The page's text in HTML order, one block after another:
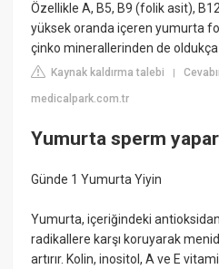
Özellikle A, B5, B9 (folik asit),
yüksek oranda içeren yumurta
çinko minerallerinden de
Kaynak kaldırma talebi |
medicalpark.com.tr
Yumurta sperm yapar
Günde 1 Yumurta Yiyin
Yumurta, içeriğindeki
radikallere karşı koruyarak
artırır. Kolin, inositol, A ve E